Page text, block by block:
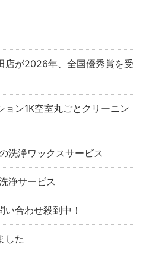
店が2026年、全国優秀賞を受
ョン1K空室丸ごとクリーニン
洗浄ワックスサービス
浄サービス
合わせ殺到中！
した